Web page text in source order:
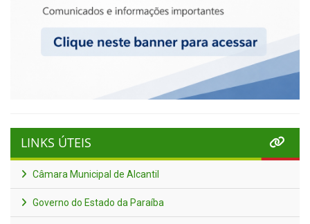
LINKS ÚTEIS
Câmara Municipal de Alcantil
Governo do Estado da Paraíba